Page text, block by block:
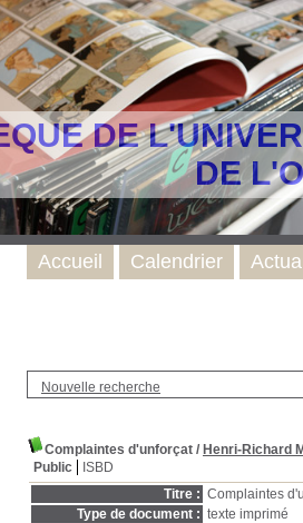
DE
DE
Nouvelle recherche
Complaintes d'unforçat / Henri-Richard
Public
ISBD
Titre : Complaintes
Type de document : texte imprimé
Accueil Calendrier